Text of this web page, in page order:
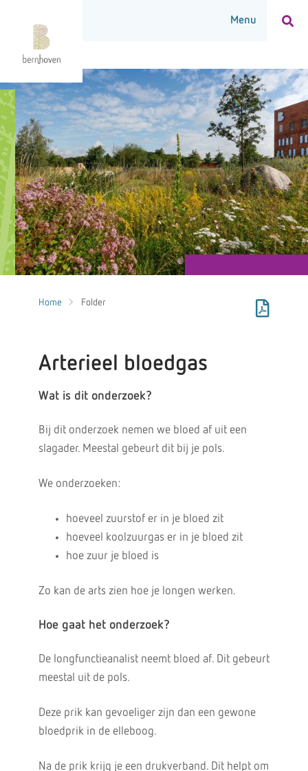
Home Folder
Arterieel bloedgas
Wat is dit onderzoek?
Bij dit onderzoek nemen we bloed af uit een
slagader. Meestal gebeurt dit bij je pols.
We onderzoeken:
hoeveel zuurstof er in je bloed zit
hoeveel koolzuurgas er in je bloed zit
hoe zuur je bloed is
Zo kan de arts zien hoe je longen werken.
Hoe gaat het onderzoek?
De longfunctieanalist neemt bloed af. Dit gebeurt
meestal uit de pols.
Deze prik kan gevoeliger zijn dan een gewone
bloedprik in de elleboog.
Na de prik krijg je een drukverband. Dit helpt om